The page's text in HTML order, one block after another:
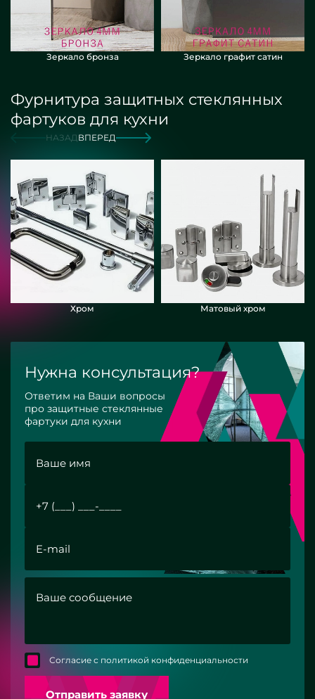
Зеркало бронза Зеркало графит сатин
Фурнитура защитных стеклянных
фартуков для кухни
НАЗАДВПЕРЕД
Хром Матовый хром
Нужна консультация?
Ответим на Ваши вопросы
про защитные стеклянные
фартуки для кухни
Согласие с политикой конфиденциальности
Отправить заявку